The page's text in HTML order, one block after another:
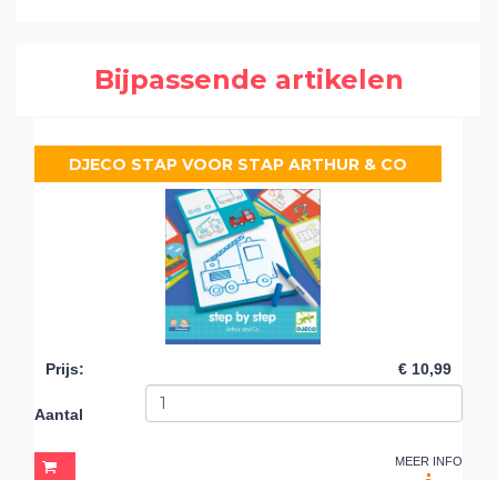
Bijpassende artikelen
DJECO STAP VOOR STAP ARTHUR & CO
Prijs: € 10,99
Aantal
MEER INFO